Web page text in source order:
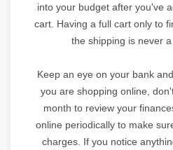
into your budget after you've
cart. Having a full cart only to
the shipping is never a
Keep an eye on your bank
you are shopping online,
month to review your
online periodically to make
charges. If you notice